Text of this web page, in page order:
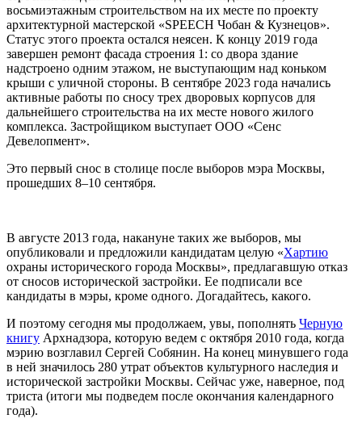
восьмиэтажным строительством на их месте по проекту
архитектурной мастерской «SPEECH Чобан & Кузнецов».
Статус этого проекта остался неясен. К концу 2019 года
завершен ремонт фасада строения 1: со двора здание
надстроено одним этажом, не выступающим над коньком
крыши с уличной стороны. В сентябре 2023 года начались
активные работы по сносу трех дворовых корпусов для
дальнейшего строительства на их месте нового жилого
комплекса. Застройщиком выступает ООО «Сенс
Девелопмент».
Это первый снос в столице после выборов мэра Москвы,
прошедших 8–10 сентября.
В августе 2013 года, накануне таких же выборов, мы
опубликовали и предложили кандидатам целую «Хартию
охраны исторического города Москвы», предлагавшую отказ
от сносов исторической застройки. Ее подписали все
кандидаты в мэры, кроме одного. Догадайтесь, какого.
И поэтому сегодня мы продолжаем, увы, пополнять Черную
книгу Архнадзора, которую ведем с октября 2010 года, когда
мэрию возглавил Сергей Собянин. На конец минувшего года
в ней значилось 280 утрат объектов культурного наследия и
исторической застройки Москвы. Сейчас уже, наверное, под
триста (итоги мы подведем после окончания календарного
года).